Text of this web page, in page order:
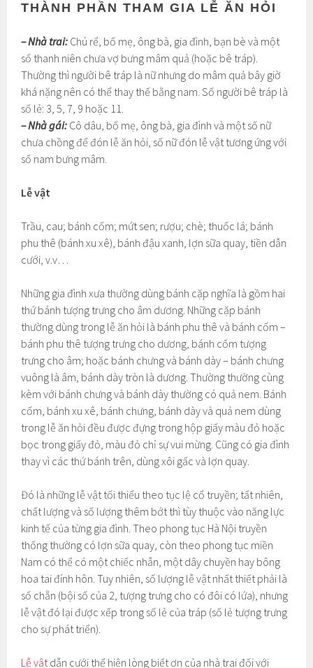
THÀNH PHẦN THAM GIA LỄ ĂN HỎI
– Nhà trai: Chú rể, bố mẹ, ông bà, gia đình, bạn bè và một
số thanh niên chưa vợ bưng mâm quả (hoặc bê tráp).
Thường thì người bê tráp là nữ nhưng do mâm quả bây giờ
khá nặng nên có thể thay thế bằng nam. Số người bê tráp là
số lẻ: 3, 5, 7, 9 hoặc 11.
– Nhà gái: Cô dâu, bố mẹ, ông bà, gia đình và một số nữ
chưa chồng để đón lễ ăn hỏi, số nữ đón lễ vật tương ứng với
số nam bưng mâm.
Lễ vật
Trầu, cau; bánh cốm; mứt sen; rượu; chè; thuốc lá; bánh
phu thê (bánh xu xê), bánh đậu xanh, lợn sữa quay, tiền dẫn
cưới, v.v…
Những gia đình xưa thường dùng bánh cặp nghĩa là gồm hai
thứ bánh tượng trưng cho âm dương. Những cặp bánh
thường dùng trong lễ ăn hỏi là bánh phu thê và bánh cốm –
bánh phu thê tượng trưng cho dương, bánh cốm tượng
trưng cho âm; hoặc bánh chưng và bánh dày – bánh chưng
vuông là âm, bánh dày tròn là dương. Thường thường cùng
kèm với bánh chưng và bánh dày thường có quả nem. Bánh
cốm, bánh xu xê, bánh chưng, bánh dày và quả nem dùng
trong lễ ăn hỏi đều được đựng trong hộp giấy màu đỏ hoặc
bọc trong giấy đỏ, màu đỏ chỉ sự vui mừng. Cũng có gia đình
thay vì các thứ bánh trên, dùng xôi gấc và lợn quay.
Đó là những lễ vật tối thiểu theo tục lệ cổ truyền; tất nhiên,
chất lư­ợng và số lượng thêm bớt thì tùy thuộc vào năng lực
kinh tế của từng gia đình. Theo phong tục Hà Nội truyền
thống thường có lợn sữa quay, còn theo phong tục miền
Nam có thể có một chiếc nhẫn, một dây chuyền hay bông
hoa tai đính hôn. Tuy nhiên, số lượng lễ vật nhất thiết phải là
số chẵn (bội số của 2, tượng trưng cho có đôi có lứa), nhưng
lễ vật đó lại được xếp trong số lẻ của tráp (số lẻ tượng trưng
cho sự phát triển).
Lễ vật dẫn cưới thể hiện lòng biết ơn của nhà trai đối với